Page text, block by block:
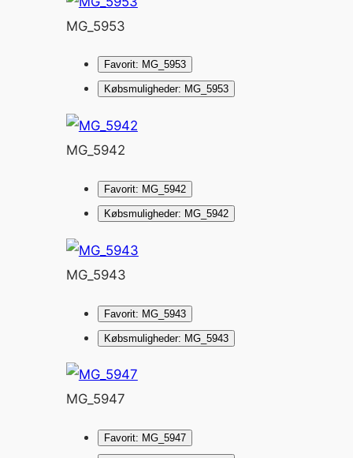
MG_5953
Favorit: MG_5953
Købsmuligheder: MG_5953
MG_5942
Favorit: MG_5942
Købsmuligheder: MG_5942
MG_5943
Favorit: MG_5943
Købsmuligheder: MG_5943
MG_5947
Favorit: MG_5947